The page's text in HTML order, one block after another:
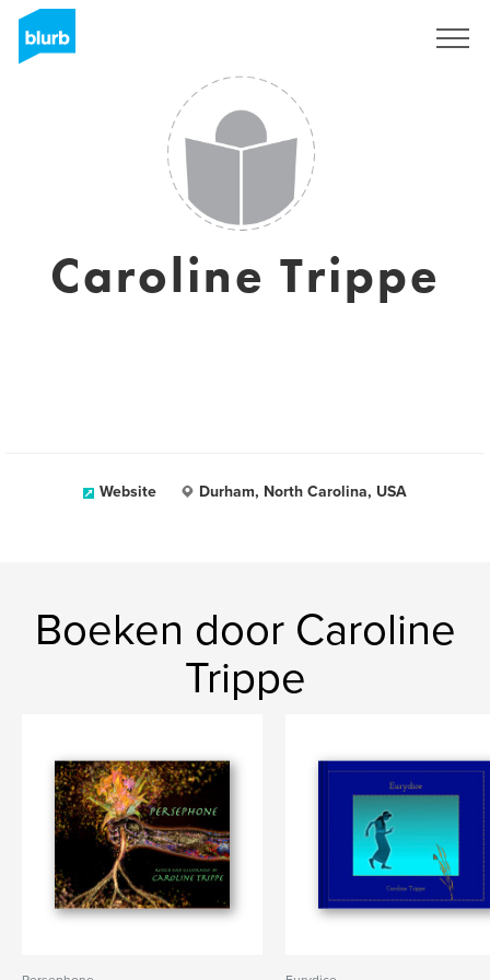
Caroline Trippe
Website Durham, North Carolina, USA
Boeken door Caroline
Trippe